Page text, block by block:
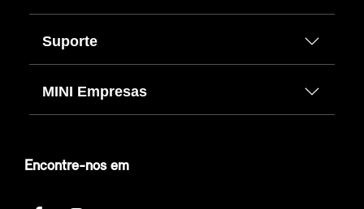
Suporte
MINI Empresas
Encontre-nos em